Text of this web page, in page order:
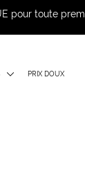
pour toute
PRIX DOUX